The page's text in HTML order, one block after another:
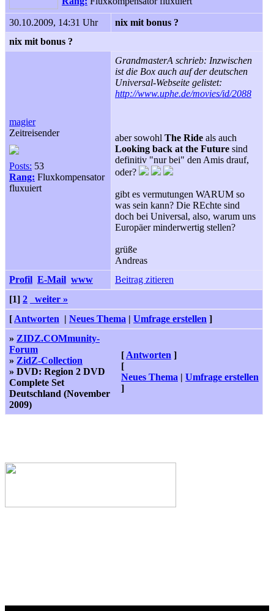
30.10.2009, 14:31 Uhr
nix mit bonus ?
nix mit bonus ?
magier
Zeitreisender
Posts: 53
Rang: Fluxkompensator
fluxuiert
GrandmasterA schrieb: Inzwischen
ist die Box auch auf der deutschen
Universal-Webseite gelistet:
http://www.uphe.de/movies/id/2088
aber sowohl The Ride als auch
Looking back at the Future sind
definitiv "nur bei" den Amis drauf,
oder?
gibt es vermutungen WARUM so
was sein kann? Die REchte sind
doch bei Universal, also, warum uns
Europäer minderwertig stellen?
grüße
Andreas
Profil E-Mail www
Beitrag zitieren
[1] 2
weiter »
[ Antworten | Neues Thema | Umfrage erstellen ]
» ZIDZ.COMmunity-
Forum
» ZidZ-Collection
» DVD: Region 2 DVD
Complete Set
Deutschland (November
2009)
[ Antworten ]
[
Neues Thema | Umfrage erstellen
]